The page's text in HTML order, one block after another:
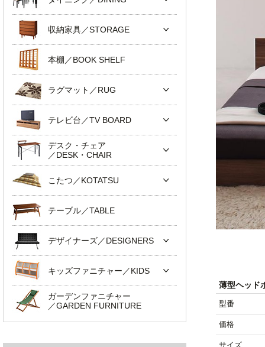
薄型ヘッド
型番
価格
サイズ
収納家具／STORAGE
本棚／BOOK SHELF
ラグマット／RUG
テレビ台／TV BOARD
デスク・チェア
／DESK・CHAIR
こたつ／KOTATSU
テーブル／TABLE
デザイナーズ／DESIGNERS
キッズファニチャー／KIDS
ガーデンファニチャー
／GARDEN FURNITURE